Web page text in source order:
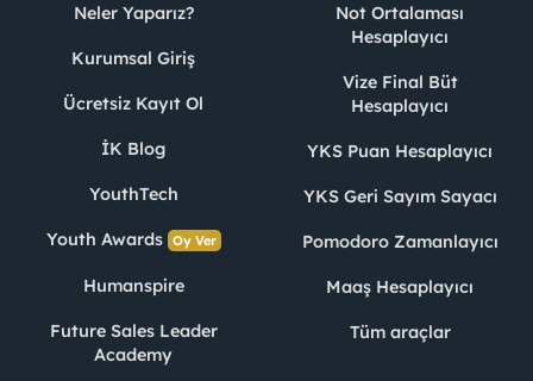
Neler Yaparız?
Kurumsal Giriş
Ücretsiz Kayıt Ol
İK Blog
YouthTech
Youth Awards Oy Ver
Humanspire
Future Sales Leader
Academy
Not Ortalaması
Hesaplayıcı
Vize Final Büt
Hesaplayıcı
YKS Puan Hesaplayıcı
YKS Geri Sayım Sayacı
Pomodoro Zamanlayıcı
Maaş Hesaplayıcı
Tüm araçlar